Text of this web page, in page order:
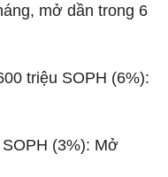
mở dần trong 6
triệu SOPH (6%):
(3%): Mở